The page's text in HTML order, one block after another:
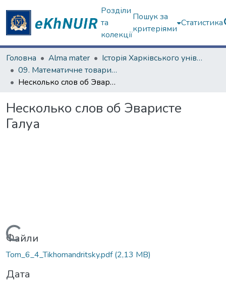
Розділи
та
колекції
Пошук за
критеріями
Статистика
Головна Alma mater
Історія Харківського університету
09. Математичне товариство (з 1879 р.)
Несколько слов об Эваристе Галуа
Несколько слов об Эваристе
Галуа
Вантажиться...
Файли
Tom_6_4_Tikhomandritsky.pdf(2,13 MB)
Дата